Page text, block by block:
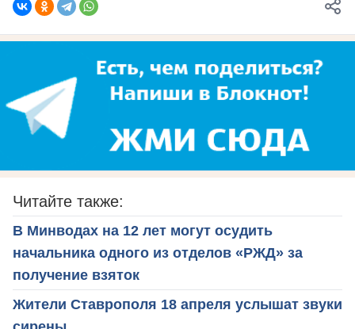
Читайте также:
В Минводах на 12 лет могут осудить
начальника одного из отделов «РЖД» за
получение взяток
Жители Ставрополя 18 апреля услышат звуки